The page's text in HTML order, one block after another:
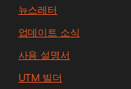
뉴스레터
업데이트 소식
사용 설명서
UTM 빌더